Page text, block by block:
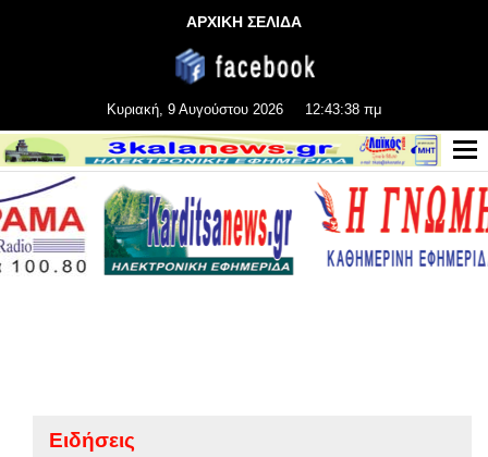
ΑΡΧΙΚΗ ΣΕΛΙΔΑ
Κυριακή, 9 Αυγούστου 2026 12:43:38 πμ
Ειδήσεις